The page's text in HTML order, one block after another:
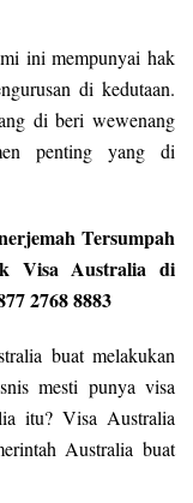
ini mempunyai hak
di kedutaan.
di beri wewenang
penting yang di
Tersumpah
Visa Australia di
2768 8883
buat melakukan
mesti punya visa
itu? Visa Australia
Australia buat